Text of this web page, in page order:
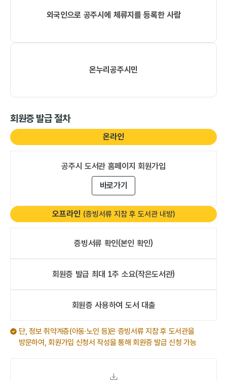
외국인으로 공주시에 체류지를 등록한 사람
온누리공주시민
회원증 발급 절차
온라인
공주시 도서관 홈페이지 회원가입
바로가기
오프라인 (증빙서류 지참 후 도서관 내방)
증빙서류 확인(본인 확인)
오프라인
회원증 발급 최대 1주 소요(작은도서관)
오프라인
회원증 사용하여 도서 대출
단, 정보 취약계층(아동·노인 등)은 증빙서류 지참 후 도서관을
방문하여, 회원가입 신청서 작성을 통해 회원증 발급 신청 가능